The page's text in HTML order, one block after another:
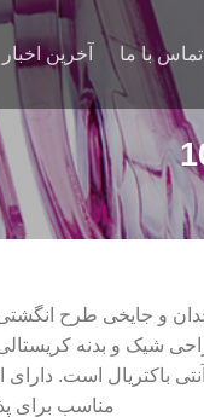
تماس با ما آخرین اخبار
آنتی باکتریال است. دارای
مناسب برای